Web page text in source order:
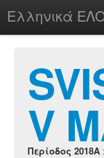
Ελληνικά
chesstu.be @ discord
LoginV
Περίοδος 2018A